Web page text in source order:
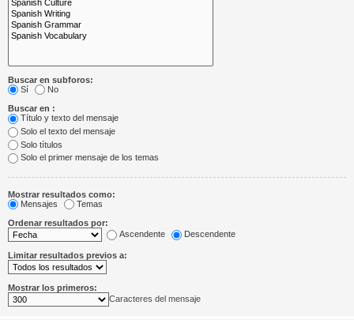
Buscar en subforos:
Sí
No
Buscar en :
Título y texto del mensaje
Solo el texto del mensaje
Solo títulos
Solo el primer mensaje de los temas
Mostrar resultados como:
Mensajes
Temas
Ordenar resultados por:
Ascendente
Descendente
Limitar resultados previos a:
Mostrar los primeros:
Caracteres del mensaje